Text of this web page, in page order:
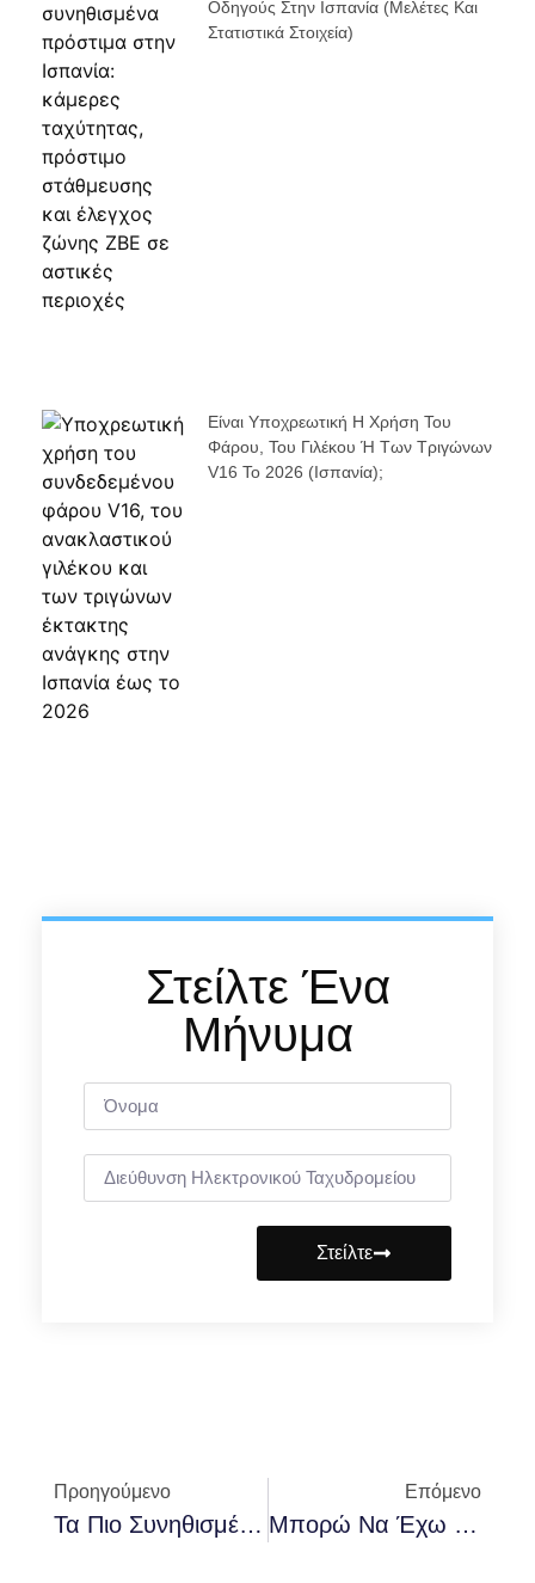
Οδηγούς Στην Ισπανία (μελέτες Και
Στατιστικά Στοιχεία)
Είναι Υποχρεωτική Η Χρήση Του
Φάρου, Του Γιλέκου Ή Των Τριγώνων
V16 Το 2026 (Ισπανία);
Στείλτε Ένα
Μήνυμα
Στείλτε
Προηγούμενο
Τα Πιο Συνηθισμένα Πρόστιμα Για Οδηγούς Στην Ισπανία (μελέτες Και Στατιστικά Στοιχεία)
Επόμενο
Μπορώ Να Έχω Προσαρμοσμένα Φώτα LED, Ατμοσφαιρικά Φώτα Ή Φώτα Νέον Στο Αυτοκίνητό Μου;